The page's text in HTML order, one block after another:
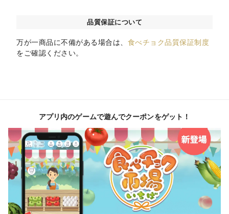
品質保証について
万が一商品に不備がある場合は、 食べチョク品質保証制度
をご確認ください。
アプリ内のゲームで遊んでクーポンをゲット！